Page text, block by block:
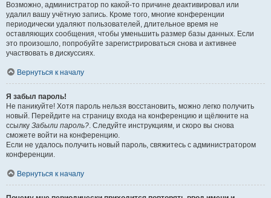
Возможно, администратор по какой-то причине деактивировал или
удалил вашу учётную запись. Кроме того, многие конференции
периодически удаляют пользователей, длительное время не
оставляющих сообщения, чтобы уменьшить размер базы данных. Если
это произошло, попробуйте зарегистрироваться снова и активнее
участвовать в дискуссиях.
Вернуться к началу
Я забыл пароль!
Не паникуйте! Хотя пароль нельзя восстановить, можно легко получить
новый. Перейдите на страницу входа на конференцию и щёлкните на
ссылку Забыли пароль?. Следуйте инструкциям, и скоро вы снова
сможете войти на конференцию.
Если не удалось получить новый пароль, свяжитесь с администратором
конференции.
Вернуться к началу